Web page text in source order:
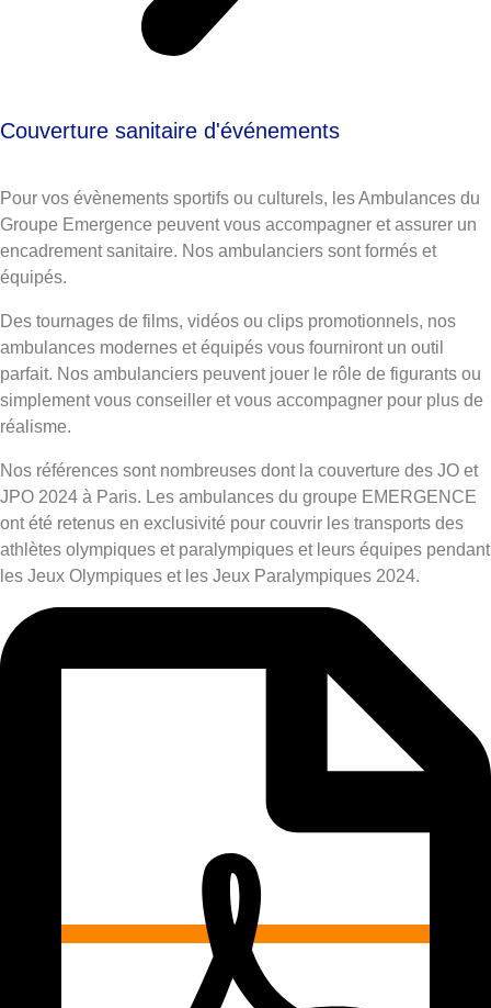
Couverture sanitaire d'événements
Pour vos évènements sportifs ou culturels, les Ambulances du
Groupe Emergence peuvent vous accompagner et assurer un
encadrement sanitaire. Nos ambulanciers sont formés et
équipés.
Des tournages de films, vidéos ou clips promotionnels, nos
ambulances modernes et équipés vous fourniront un outil
parfait. Nos ambulanciers peuvent jouer le rôle de figurants ou
simplement vous conseiller et vous accompagner pour plus de
réalisme.
Nos références sont nombreuses dont la couverture des JO et
JPO 2024 à Paris. Les ambulances du groupe EMERGENCE
ont été retenus en exclusivité pour couvrir les transports des
athlètes olympiques et paralympiques et leurs équipes pendant
les Jeux Olympiques et les Jeux Paralympiques 2024.